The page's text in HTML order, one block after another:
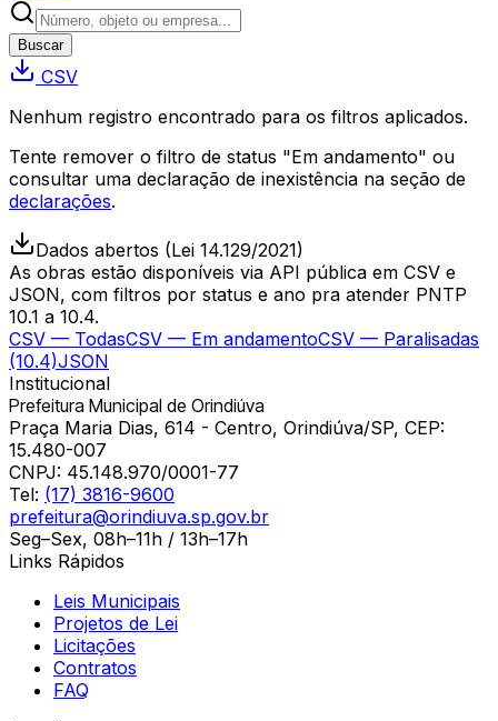
Buscar
CSV
Nenhum registro encontrado para os filtros aplicados.
Tente remover o filtro de status "Em andamento" ou
consultar uma declaração de inexistência na seção de
declarações.
Dados abertos (Lei 14.129/2021)
As obras estão disponíveis via API pública em CSV e
JSON, com filtros por status e ano pra atender PNTP
10.1 a 10.4.
CSV — TodasCSV — Em andamentoCSV — Paralisadas
(10.4)JSON
Institucional
Prefeitura Municipal de Orindiúva
Praça Maria Dias, 614 - Centro, Orindiúva/SP, CEP:
15.480-007
CNPJ: 45.148.970/0001-77
Tel: (17) 3816-9600
prefeitura@orindiuva.sp.gov.br
Seg–Sex, 08h–11h / 13h–17h
Links Rápidos
Leis Municipais
Projetos de Lei
Licitações
Contratos
FAQ